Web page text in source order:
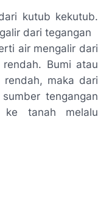
kutub kekutub.
dari tegangan
air mengalir dari
Bumi atau
maka dari
tengangan
ke tanah melalu